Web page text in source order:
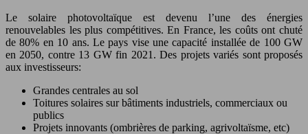
Le solaire photovoltaïque est devenu l’une des énergies
renouvelables les plus compétitives. En France, les coûts ont chuté
de 80% en 10 ans. Le pays vise une capacité installée de 100 GW
en 2050, contre 13 GW fin 2021. Des projets variés sont proposés
aux investisseurs:
Grandes centrales au sol
Toitures solaires sur bâtiments industriels, commerciaux ou
publics
Projets innovants (ombrières de parking, agrivoltaïsme, etc)